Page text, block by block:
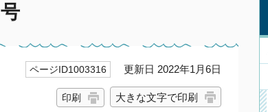
ページID1003316 更新日 2022年1月6日
印刷 大きな文字で印刷